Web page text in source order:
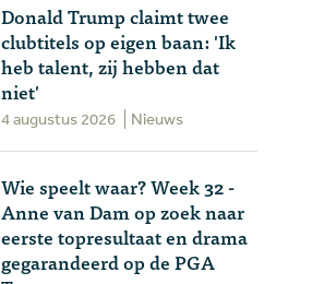
Donald Trump claimt twee
clubtitels op eigen baan: 'Ik
heb talent, zij hebben dat
niet'
4 augustus 2026 Nieuws
Wie speelt waar? Week 32 -
Anne van Dam op zoek naar
eerste topresultaat en drama
gegarandeerd op de PGA